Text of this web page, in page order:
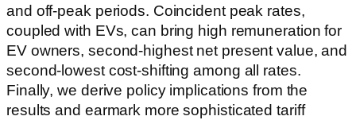
and off-peak periods. Coincident peak rates,
coupled with EVs, can bring high remuneration for
EV owners, second-highest net present value, and
second-lowest cost-shifting among all rates.
Finally, we derive policy implications from the
results and earmark more sophisticated tariff